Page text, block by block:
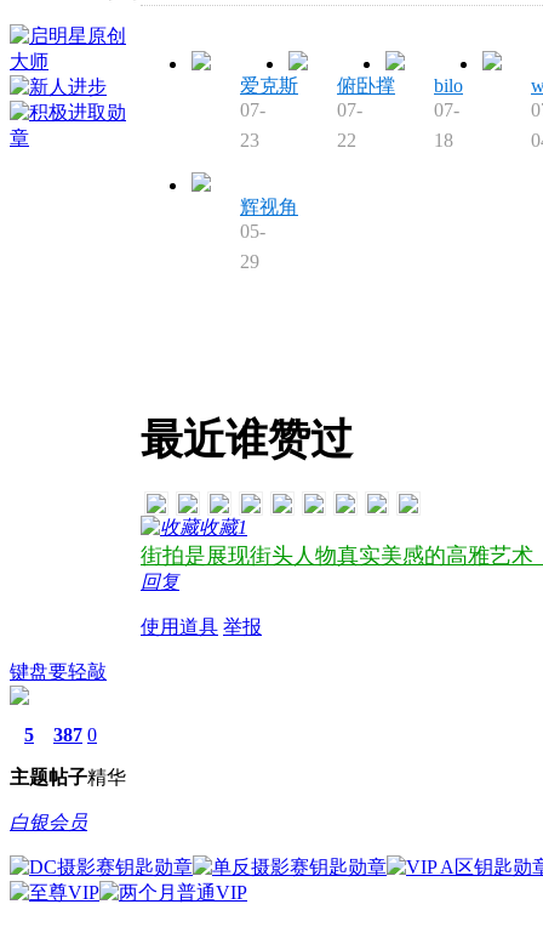
爱克斯
07-
23
俯卧撑
07-
22
bilo
07-
18
辉视角
05-
29
最近谁赞过
收藏1
街拍是展现街头人物真实美感的高雅艺
回复
使用道具 举报
键盘要轻敲
5
主题
387
帖子
0
精华
白银会员